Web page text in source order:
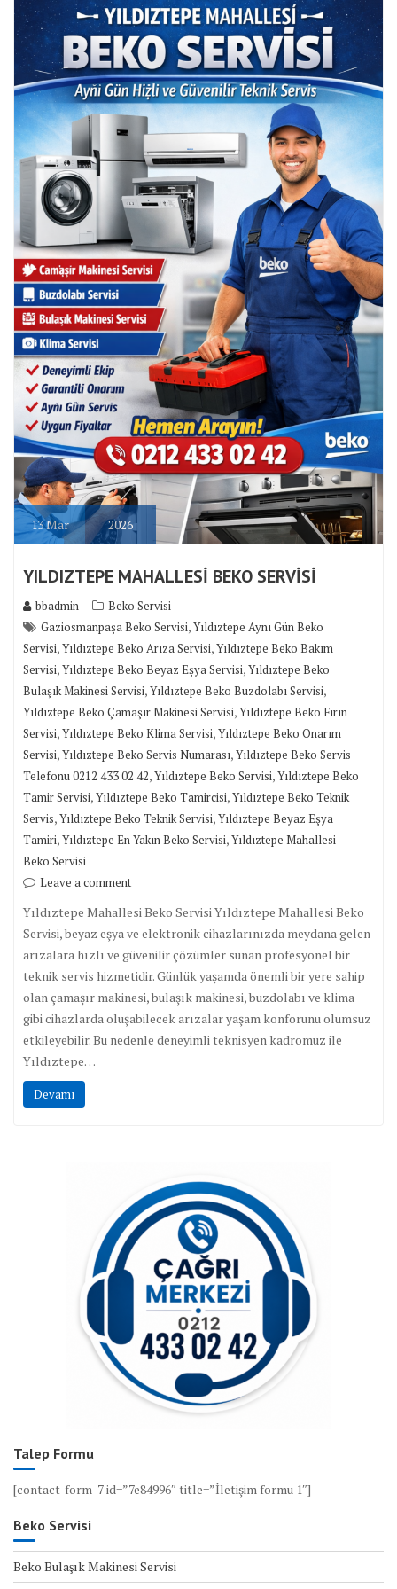
13Mar 2026
YILDIZTEPE MAHALLESİ BEKO SERVİSİ
bbadmin
Beko Servisi
Gaziosmanpaşa Beko Servisi,Yıldıztepe Aynı Gün Beko
Servisi,Yıldıztepe Beko Arıza Servisi,Yıldıztepe Beko Bakım
Servisi,Yıldıztepe Beko Beyaz Eşya Servisi,Yıldıztepe Beko
Bulaşık Makinesi Servisi,Yıldıztepe Beko Buzdolabı Servisi,
Yıldıztepe Beko Çamaşır Makinesi Servisi,Yıldıztepe Beko Fırın
Servisi,Yıldıztepe Beko Klima Servisi,Yıldıztepe Beko Onarım
Servisi,Yıldıztepe Beko Servis Numarası,Yıldıztepe Beko Servis
Telefonu 0212 433 02 42,Yıldıztepe Beko Servisi,Yıldıztepe Beko
Tamir Servisi,Yıldıztepe Beko Tamircisi,Yıldıztepe Beko Teknik
Servis,Yıldıztepe Beko Teknik Servisi,Yıldıztepe Beyaz Eşya
Tamiri,Yıldıztepe En Yakın Beko Servisi,Yıldıztepe Mahallesi
Beko Servisi
Leave a comment
Yıldıztepe Mahallesi Beko Servisi Yıldıztepe Mahallesi Beko
Servisi, beyaz eşya ve elektronik cihazlarınızda meydana gelen
arızalara hızlı ve güvenilir çözümler sunan profesyonel bir
teknik servis hizmetidir. Günlük yaşamda önemli bir yere sahip
olan çamaşır makinesi, bulaşık makinesi, buzdolabı ve klima
gibi cihazlarda oluşabilecek arızalar yaşam konforunu olumsuz
etkileyebilir. Bu nedenle deneyimli teknisyen kadromuz ile
Yıldıztepe…
Devamı
Talep Formu
[contact-form-7 id=”7e84996″ title=”İletişim formu 1″]
Beko Servisi
Beko Bulaşık Makinesi Servisi